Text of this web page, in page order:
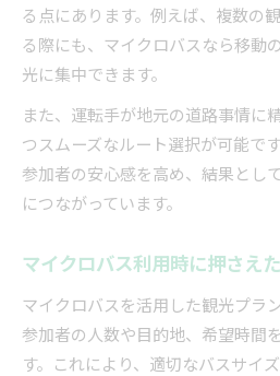
る点にあります。例えば、複数の
る際にも、マイクロバスなら移動
光に集中できます。
また、運転手が地元の道路事情に
つスムーズなルート選択が可能で
参加者の安心感を高め、結果とし
につながっています。
マイクロバス利用時に押さえ
マイクロバスを活用した観光プラ
参加者の人数や目的地、希望時間
す。これにより、適切なバスサイ